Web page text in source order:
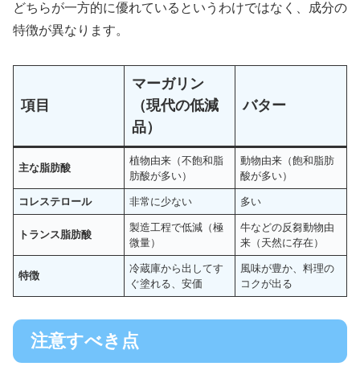
どちらが一方的に優れているというわけではなく、成分の
特徴が異なります。
項目
マーガリン
（現代の低減
品）
バター
主な脂肪酸
植物由来（不飽和脂
肪酸が多い）
動物由来（飽和脂肪
酸が多い）
コレステロール 非常に少ない 多い
トランス脂肪酸
製造工程で低減（極
微量）
牛などの反芻動物由
来（天然に存在）
特徴
冷蔵庫から出してす
ぐ塗れる、安価
風味が豊か、料理の
コクが出る
注意すべき点